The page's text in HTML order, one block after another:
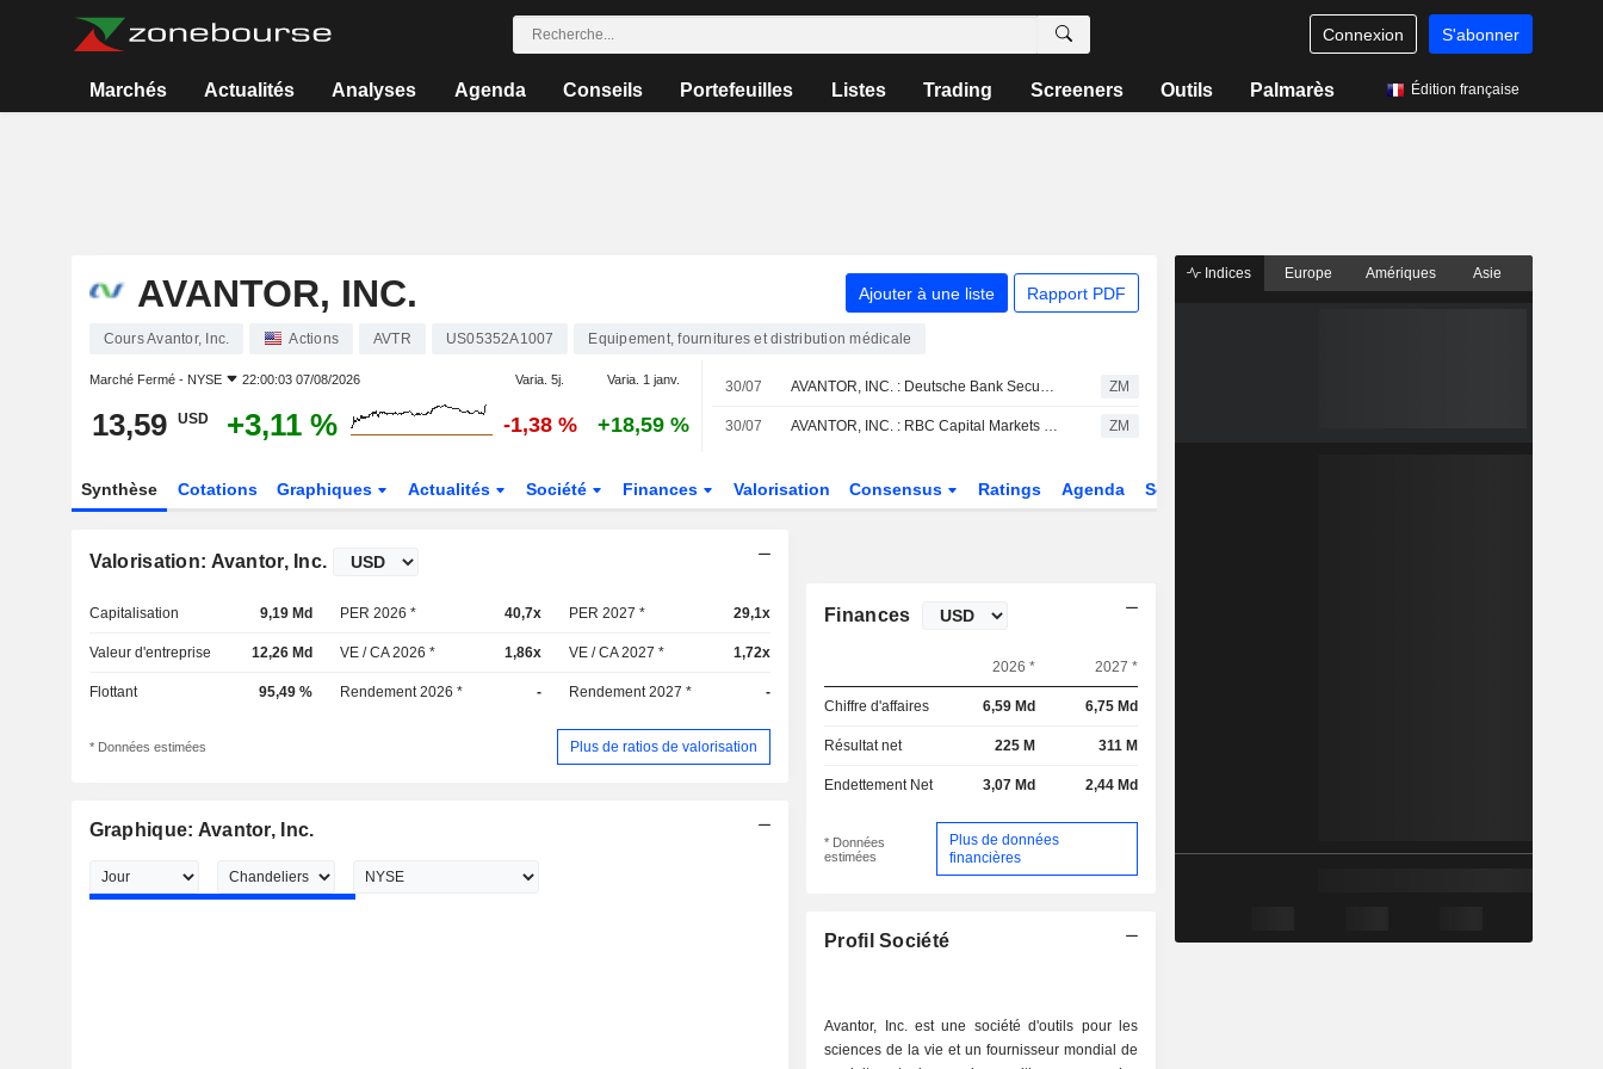
Connexion S'abonner
Marchés Actualités Analyses Agenda Conseils Portefeuilles Listes Trading Screeners Outils Palmarès Édition française
AVANTOR, INC. Ajouter à une liste Rapport PDF
Cours Avantor, Inc. Actions AVTR US05352A1007 Equipement, fournitures et distribution médicale
Marché Fermé - NYSE 22:00:03 07/08/2026 Varia. 5j. Varia. 1 janv.
13,59 USD +3,11 % -1,38 % +18,59 %
30/07 AVANTOR, INC. : Deutsche Bank Securities confirme sa recommandation neutre ZM
30/07 AVANTOR, INC. : RBC Capital Markets maintient sa recommandation neutre ZM
Synthèse Cotations Graphiques Actualités Société Finances Valorisation Consensus Ratings Agenda Secteur
Valorisation: Avantor, Inc.
Capitalisation 9,19 Md PER 2026 * 40,7x PER 2027 * 29,1x
Valeur d'entreprise 12,26 Md VE / CA 2026 * 1,86x VE / CA 2027 * 1,72x
Flottant 95,49 % Rendement 2026 * - Rendement 2027 * -
* Données estimées Plus de ratios de valorisation
Graphique: Avantor, Inc.
Finances
2026 * 2027 *
Chiffre d'affaires 6,59 Md 6,75 Md
Résultat net 225 M 311 M
Endettement Net 3,07 Md 2,44 Md
* Données
estimées
Plus de données
financières
Profil Société
Avantor, Inc. est une société d'outils pour les
sciences de la vie et un fournisseur mondial de
Indices Europe Amériques Asie